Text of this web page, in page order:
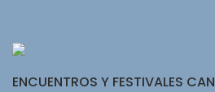
ENCUENTROS Y FESTIVALES